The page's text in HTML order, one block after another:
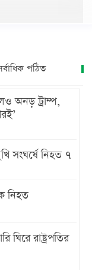
পঠিত
অনড় ট্রাম্প,
সংঘর্ষে নিহত ৭
নিহত
ঘিরে রাষ্ট্রপতির